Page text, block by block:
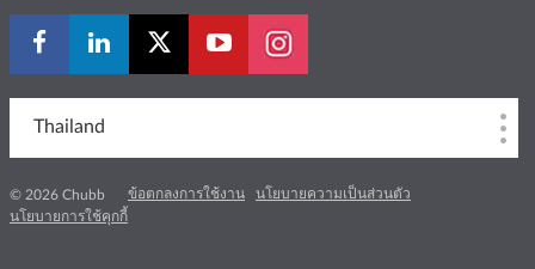
Thailand
© 2026 Chubb ข้อตกลงการใช้งาน
นโยบายความเป็นส่วนตัว
นโยบายการใช้คุกกี้